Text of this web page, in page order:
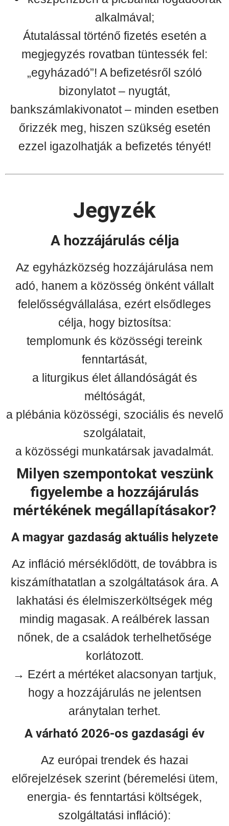
alkalmával;
Átutalással történő fizetés esetén a
megjegyzés rovatban tüntessék fel:
„egyházadó”! A befizetésről szóló
bizonylatot – nyugtát,
bankszámlakivonatot – minden esetben
őrizzék meg, hiszen szükség esetén
ezzel igazolhatják a befizetés tényét!
Jegyzék
A hozzájárulás célja
Az egyházközség hozzájárulása nem
adó, hanem a közösség önként vállalt
felelősségvállalása, ezért elsődleges
célja, hogy biztosítsa:
templomunk és közösségi tereink
fenntartását,
a liturgikus élet állandóságát és
méltóságát,
a plébánia közösségi, szociális és nevelő
szolgálatait,
a közösségi munkatársak javadalmát.
Milyen szempontokat veszünk
figyelembe a hozzájárulás
mértékének megállapításakor?
A magyar gazdaság aktuális helyzete
Az infláció mérséklődött, de továbbra is
kiszámíthatatlan a szolgáltatások ára. A
lakhatási és élelmiszerköltségek még
mindig magasak. A reálbérek lassan
nőnek, de a családok terhelhetősége
korlátozott.
→ Ezért a mértéket alacsonyan tartjuk,
hogy a hozzájárulás ne jelentsen
aránytalan terhet.
A várható 2026-os gazdasági év
Az európai trendek és hazai
előrejelzések szerint (béremelési ütem,
energia- és fenntartási költségek,
szolgáltatási infláció):